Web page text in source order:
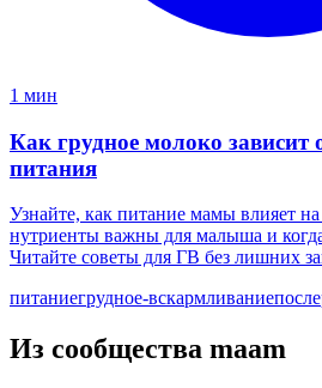
1 мин
Как грудное молоко зависит
питания
Узнайте, как питание мамы влияет
нутриенты важны для малыша и
Читайте советы для ГВ без лишних
питаниегрудное-вскармливание
Из сообщества maam